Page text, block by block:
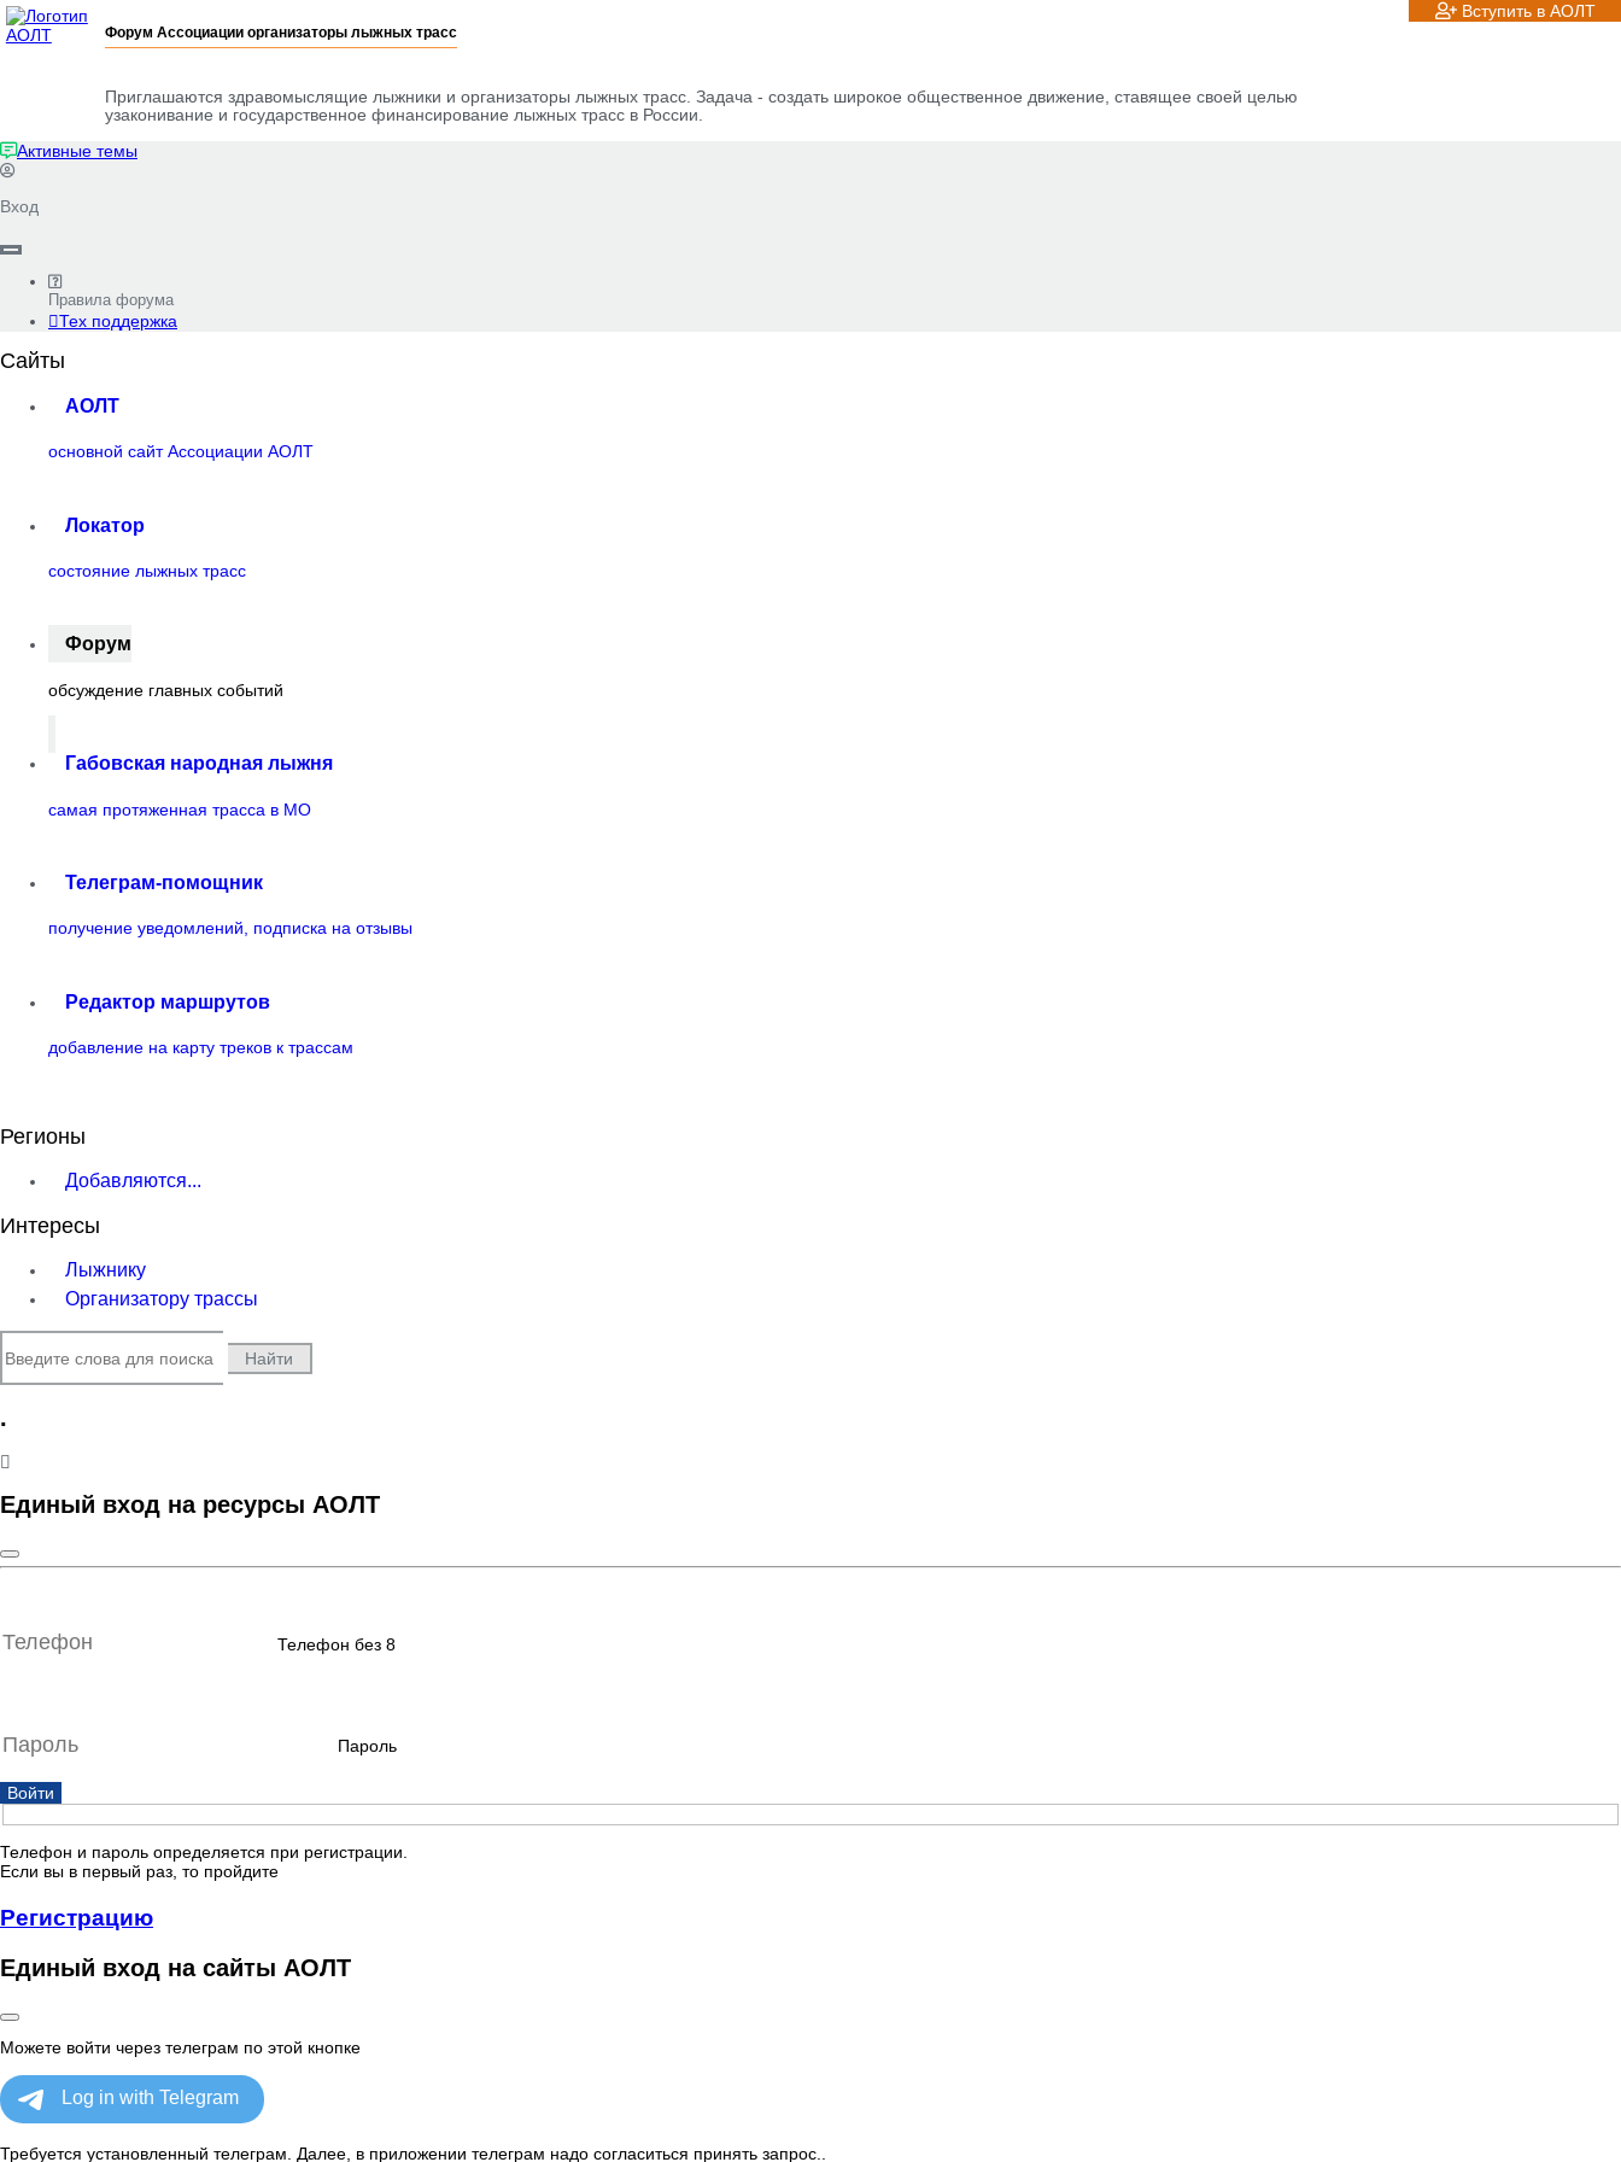
Форум Ассоциации организаторы лыжных трасс
Приглашаются здравомыслящие лыжники и организаторы лыжных трасс. Задача - создать широкое общественное движение, ставящее своей целью
узаконивание и государственное финансирование лыжных трасс в России.
Вступить в АОЛТ
Активные темы
Вход
Правила форума
Тех поддержка
Сайты
АОЛТ
основной сайт Ассоциации АОЛТ
Локатор
состояние лыжных трасс
Форум
обсуждение главных событий
Габовская народная лыжня
самая протяженная трасса в МО
Телеграм-помощник
получение уведомлений, подписка на отзывы
Редактор маршрутов
добавление на карту треков к трассам
Регионы
Добавляются...
Интересы
Лыжнику
Организатору трассы
Найти
.
Единый вход на ресурсы АОЛТ
Телефон без 8
Пароль
Войти
Телефон и пароль определяется при регистрации.
Если вы в первый раз, то пройдите
Регистрацию
Единый вход на сайты АОЛТ
Можете войти через телеграм по этой кнопке
Требуется установленный телеграм. Далее, в приложении телеграм надо согласиться принять запрос..